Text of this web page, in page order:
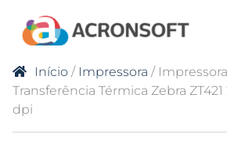
Início / Impressora /
Transferência Térmica Zebra ZT421
dpi